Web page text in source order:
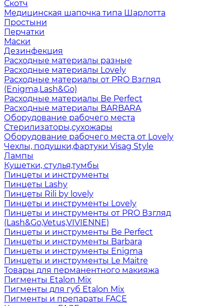
Скотч
Медицинская шапочка типа Шарлотта
Простыни
Перчатки
Маски
Дезинфекция
Расходные материалы разные
Расходные материалы Lovely
Расходные материалы от PRO Взгляд
(Enigma,Lash&Go)
Расходные материалы Be Perfect
Расходные материалы BARBARA
Оборудование рабочего места
Стерилизаторы,сухожары
Оборудование рабочего места от Lovely
Чехлы, подушки,фартуки Visag Style
Лампы
Кушетки, стулья,тумбы
Пинцеты и инструменты
Пинцеты Lashy
Пинцеты Rili by lovely
Пинцеты и инструменты Lovely
Пинцеты и инструменты от PRO Взгляд
(Lash&Go,Vetus,VIVIENNE)
Пинцеты и инструменты Be Perfect
Пинцеты и инструменты Barbara
Пинцеты и инструменты Enigma
Пинцеты и инструменты Le Maitre
Товары для перманентного макияжа
Пигменты Etalon Mix
Пигменты для губ Etalon Mix
Пигменты и препараты FACE